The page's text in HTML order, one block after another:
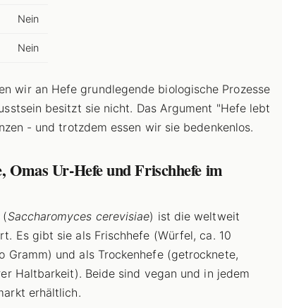
Nein
Nein
wir an Hefe grundlegende biologische Prozesse
besitzt sie nicht. Das Argument "Hefe lebt
- und trotzdem essen wir sie bedenkenlos.
Omas Ur-Hefe und Frischhefe im
(Saccharomyces cerevisiae) ist die weltweit
Es gibt sie als Frischhefe (Würfel, ca. 10
Gramm) und als Trockenhefe (getrocknete,
Haltbarkeit). Beide sind vegan und in jedem
erhältlich.